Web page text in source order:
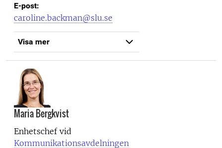
E-post:
caroline.backman@slu.se
Visa mer
Maria Bergkvist
Enhetschef vid
Kommunikationsavdelningen